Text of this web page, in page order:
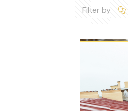
Filter by